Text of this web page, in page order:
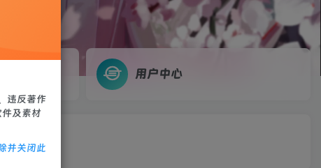
用户中心
违反著作
及素材
并关闭此